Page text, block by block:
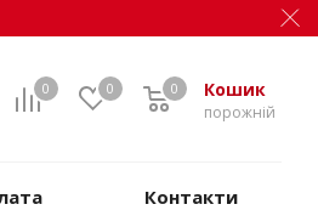
0 0 Кошик
порожній
0
Контакти